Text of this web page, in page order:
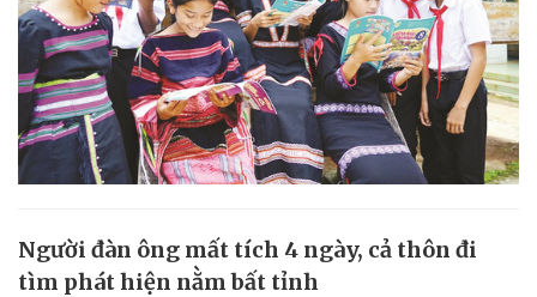
Người đàn ông mất tích 4 ngày, cả thôn đi
tìm phát hiện nằm bất tỉnh